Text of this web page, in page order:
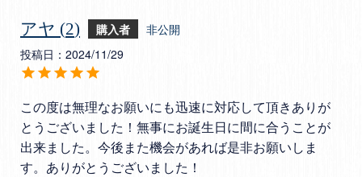
アヤ 2 購入者
非公開
投稿日
2024/11/29
この度は無理なお願いにも迅速に対応して頂きありが
とうございました！無事にお誕生日に間に合うことが
出来ました。今後また機会があれば是非お願いしま
す。ありがとうございました！